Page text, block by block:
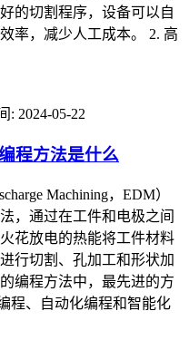
的切割程序，设备可以自
率，减少人工成本。 2. 高
: 2024-05-22
程方法是什么
Machining，EDM）
，通过在工件和电极之间
花放电的热能将工件材料
行切割、孔加工和形状加
编程方法中，最先进的方
程、自动化编程和智能化